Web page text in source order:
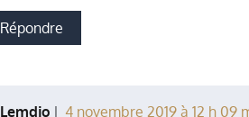
Répondre
Lemdjo 4 novembre 2019 à 12 h 09